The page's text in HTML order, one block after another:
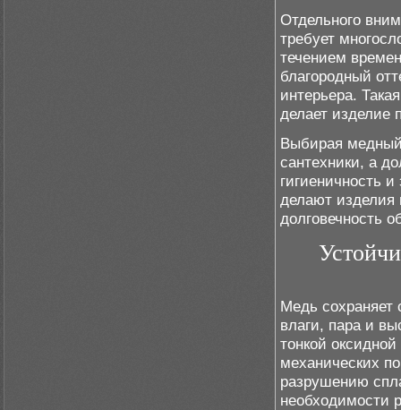
Отдельного
требует
течением
благородный
интерьера.
делает изделие
Выбирая медный
сантехники, а
гигиеничность
делают
долговечность
Медь сохраняет
влаги, пара и
тонкой
механических
разрушению
необходимости